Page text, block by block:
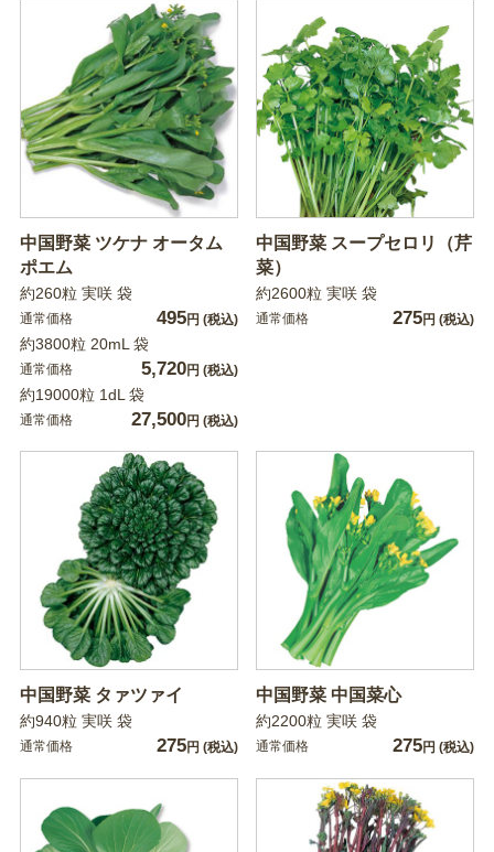
中国野菜 ツケナ オータム
ポエム
約260粒 実咲 袋
通常価格 495円 (税込)
約3800粒 20mL 袋
通常価格 5,720円 (税込)
約19000粒 1dL 袋
通常価格 27,500円 (税込)
中国野菜 スープセロリ（芹
菜）
約2600粒 実咲 袋
通常価格 275円 (税込)
中国野菜 タァツァイ
約940粒 実咲 袋
通常価格 275円 (税込)
中国野菜 中国菜心
約2200粒 実咲 袋
通常価格 275円 (税込)